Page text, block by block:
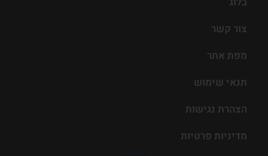
צור קשר
מפת אתר
תנאי שימוש
הצהרת נגישות
מדיניות פרטיות